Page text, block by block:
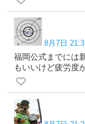
8月7日
福岡公式までには
もいいけど疲労度